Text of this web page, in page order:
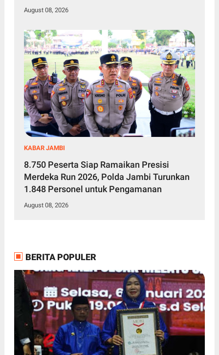
August 08, 2026
KABAR JAMBI
8.750 Peserta Siap Ramaikan Presisi
Merdeka Run 2026, Polda Jambi Turunkan
1.848 Personel untuk Pengamanan
August 08, 2026
BERITA POPULER